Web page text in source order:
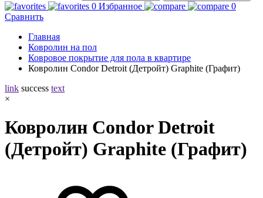
0 Избранное
0
Сравнить
Главная
Ковролин на пол
Ковровое покрытие для пола в квартире
Ковролин Condor Detroit (Детройт) Graphite (Графит)
link success text
×
Ковролин Condor Detroit
(Детройт) Graphite (Графит)